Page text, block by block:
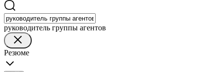
руководитель группы агентов
Резюме